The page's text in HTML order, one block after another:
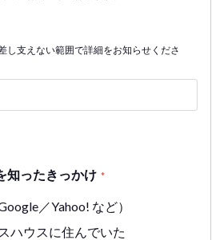
し支えない範囲で詳細をお知らせくださ
知ったきっかけ *
／Yahoo! など）
ハウスに住んでいた